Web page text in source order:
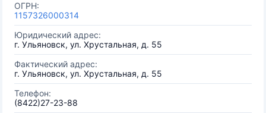
ОГРН:
1157326000314
Юридический адрес:
г. Ульяновск, ул. Хрустальная, д. 55
Фактический адрес:
г. Ульяновск, ул. Хрустальная, д. 55
Телефон:
(8422)27-23-88